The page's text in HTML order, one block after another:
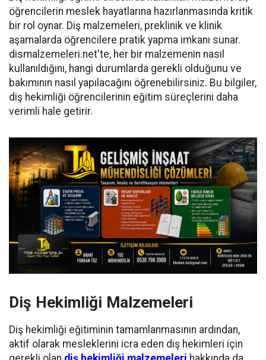
öğrencilerin meslek hayatlarına hazırlanmasında kritik
bir rol oynar. Diş malzemeleri, preklinik ve klinik
aşamalarda öğrencilere pratik yapma imkanı sunar.
dismalzemeleri.net'te, her bir malzemenin nasıl
kullanıldığını, hangi durumlarda gerekli olduğunu ve
bakımının nasıl yapılacağını öğrenebilirsiniz. Bu bilgiler,
diş hekimliği öğrencilerinin eğitim süreçlerini daha
verimli hale getirir.
Diş Hekimliği Malzemeleri
Diş hekimliği eğitiminin tamamlanmasının ardından,
aktif olarak mesleklerini icra eden diş hekimleri için